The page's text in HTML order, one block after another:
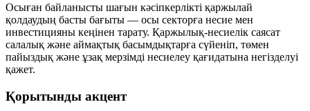
Осыған байланысты шағын кәсіпкерлікті қаржылай
қолдаудың басты бағыты — осы секторға несие мен
инвестицияны кеңінен тарату. Қаржылық-несиелік саясат
салалық және аймақтық басымдықтарға сүйеніп, төмен
пайыздық және ұзақ мерзімді несиелеу қағидатына негізделуі
қажет.
Қорытынды акцент